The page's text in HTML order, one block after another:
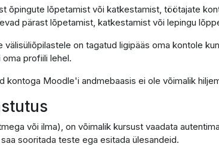
õpingute lõpetamist või katkestamist, töötajate
pärast lõpetamist, katkestamist või lepingu
on tagatud ligipääs oma kontole
profiili lehel.
kontoga Moodle'i andmebaasis ei ole võimalik
või ilma), on võimalik kursust vaadata
sooritada teste ega esitada ülesandeid.